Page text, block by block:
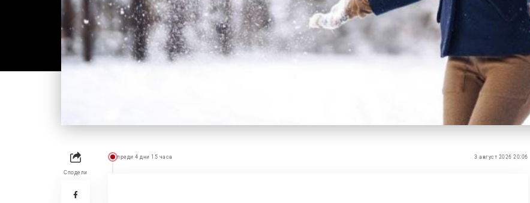
Сподели
преди 4 дни 15 часа 3 август 2026 20:06